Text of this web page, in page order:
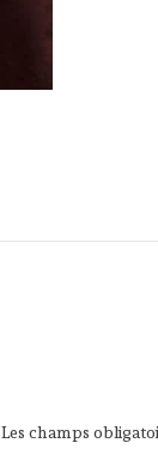
Les champs